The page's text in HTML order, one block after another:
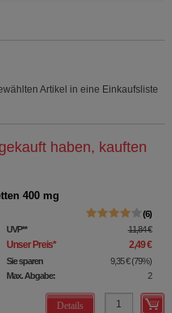
Artikel in eine Einkaufsliste
haben, kauften
400 mg
6
UVP** 11,84 €
Unser Preis* 2,49 €
Sie sparen 9,35 € (79%)
Max. Abgabe:
2
Details